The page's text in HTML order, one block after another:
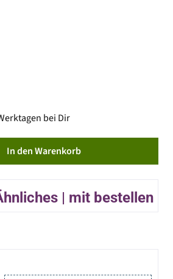
bei Dir
In den Warenkorb
| mit bestellen